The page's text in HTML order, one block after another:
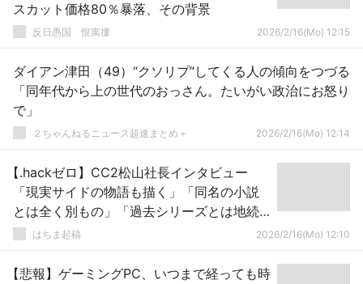
スカット価格80％暴落、その背景
反日愚国 恨寓瘻 2026/2/16(Mo) 12:15
ダイアン津田（49）“クソリプ”してくる人の傾向をつづる
「同年代から上の世代のおっさん。たいがい政治にお怒り
で」
２ちゃんねるニュース超速まとめ＋ 2026/2/16(Mo) 12:14
【.hackゼロ】CC2松山社長インタビュー
「現実サイドの物語も描く」「同名の小説
とは全く別もの」「過去シリーズとは地続
きではない」
はちま起稿 2026/2/16(Mo) 12:10
【悲報】ゲーミングPC、いつまで経っても時